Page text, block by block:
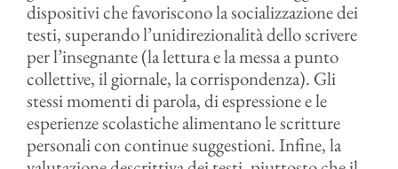
dispositivi che favoriscono la socializzazione dei
testi, superando l’unidirezionalità dello scrivere
per l’insegnante (la lettura e la messa a punto
collettive, il giornale, la corrispondenza). Gli
stessi momenti di parola, di espressione e le
esperienze scolastiche alimentano le scritture
personali con continue suggestioni. Infine, la